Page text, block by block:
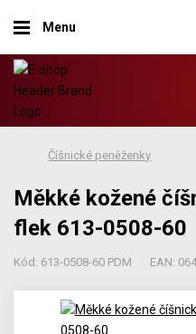
Menu
Číšnické peněženky
Měkké kožené
flek 613-0508-60
Kód: 613-0508-60 PDM EAN: